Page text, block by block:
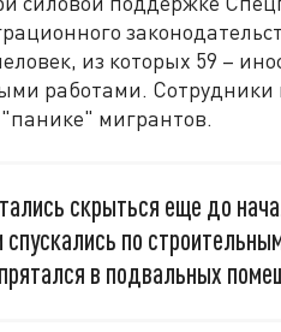
из которых 59 –
работами.
мигрантов.
скрыться еще до
по
в подвальных